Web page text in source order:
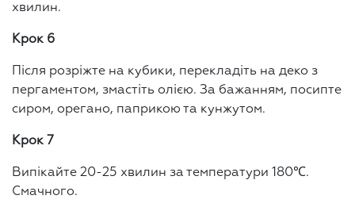
хвилин.
Крок 6
Після розріжте на кубики, перекладіть на деко з
пергаментом, змастіть олією. За бажанням, посипте
сиром, орегано, паприкою та кунжутом.
Крок 7
Випікайте 20-25 хвилин за температури 180℃.
Смачного.